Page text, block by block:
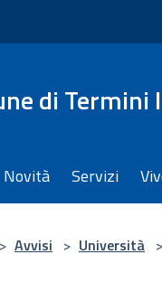
di Termini
Novità Servizi
> Avvisi > Università >